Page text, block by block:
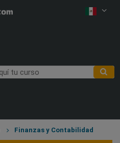
Finanzas y Contabilidad